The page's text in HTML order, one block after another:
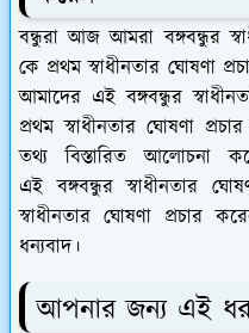
বন্ধুরা আজ আমরা বঙ্গবন্ধুর
কে প্রথম স্বাধীনতার ঘোষণা
আমাদের এই বঙ্গবন্ধুর
প্রথম স্বাধীনতার ঘোষণা
তথ্য বিস্তারিত আলোচনা
এই বঙ্গবন্ধুর স্বাধীনতার
স্বাধীনতার ঘোষণা প্রচার
ধন্যবাদ।
আপনার জন্য এই